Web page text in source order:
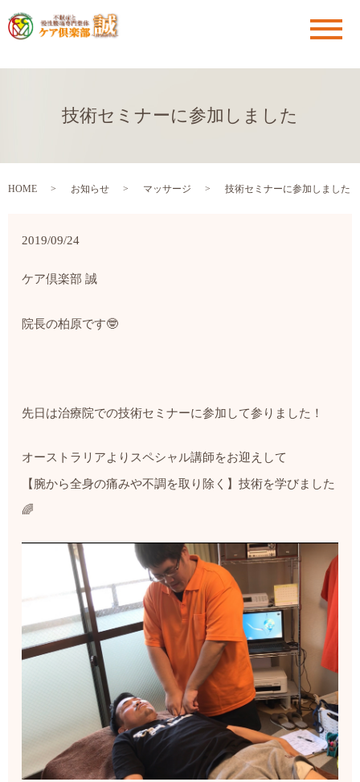
メ
技術セミナーに参加しました
HOME お知らせ マッサージ 技術セミナーに参加しました
2019/09/24
ケア倶楽部 誠
院長の柏原です🤓
先日は治療院での技術セミナーに参加して参りました！
オーストラリアよりスペシャル講師をお迎えして
【腕から全身の痛みや不調を取り除く】技術を学びました
🌈